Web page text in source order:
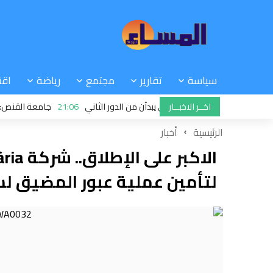
سياسة تقارير مجتمع رياضة
اخــر الاخبــار
الرجاء والجيش الملكي يبدآن من الدور الثاني 21:06 جامعة القنص:
عملية تسجيل طلبات الحصول على الدعم الإضافي
الرئيسية أخبار
لتأمين عملية عبور المضيق لسنة